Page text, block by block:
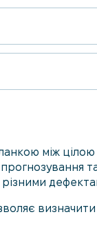
ланкою між
прогнозування